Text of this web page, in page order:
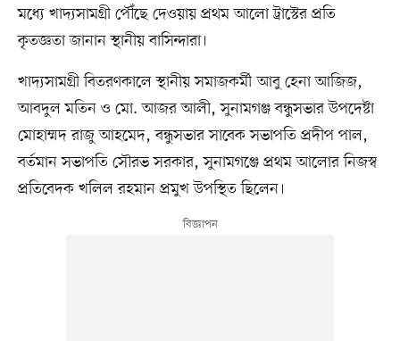
মধ্যে খাদ্যসামগ্রী পৌঁছে দেওয়ায় প্রথম আলো ট্রাস্টের প্রতি
কৃতজ্ঞতা জানান স্থানীয় বাসিন্দারা।
খাদ্যসামগ্রী বিতরণকালে স্থানীয় সমাজকর্মী আবু হেনা আজিজ,
আবদুল মতিন ও মো. আজর আলী, সুনামগঞ্জ বন্ধুসভার উপদেষ্টা
মোহাম্মদ রাজু আহমেদ, বন্ধুসভার সাবেক সভাপতি প্রদীপ পাল,
বর্তমান সভাপতি সৌরভ সরকার, সুনামগঞ্জে প্রথম আলোর নিজস্ব
প্রতিবেদক খলিল রহমান প্রমুখ উপস্থিত ছিলেন।